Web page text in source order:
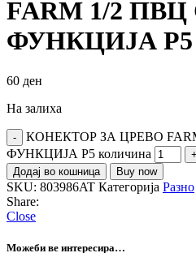
FARM 1/2
ФУНКЦИЈА P5
60 ден
На залиха
КОНЕКТОР ЗА ЦРЕВО
ФУНКЦИЈА P5 количина
Додај во кошница Buy now
SKU: 803986AT Категорија Разно
Share:
Close
Можеби ве интересира…